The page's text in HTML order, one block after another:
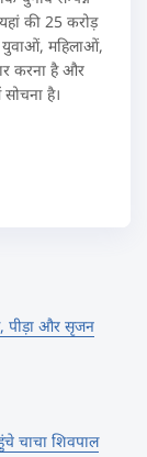
की 25 करोड़
युवाओं, महिलाओं,
करना है और
है।
पीड़ा और सृजन
चाचा शिवपाल